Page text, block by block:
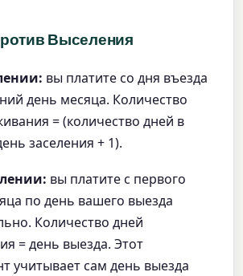
Выселения
вы платите со дня въезда
день месяца. Количество
= (количество дней в
заселения + 1).
вы платите с первого
по день вашего выезда
Количество дней
= день выезда. Этот
учитывает сам день выезда